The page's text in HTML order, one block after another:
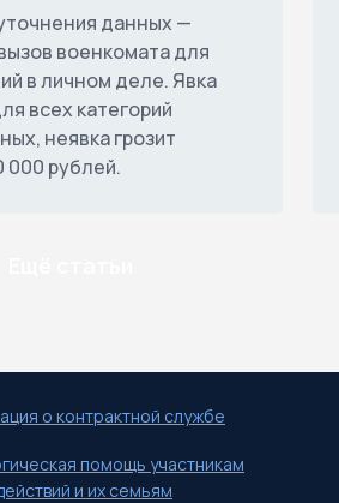
данных —
военкомата для
в личном деле. Явка
всех категорий
неявка грозит
рублей.
о контрактной службе
помощь участникам
и их семьям